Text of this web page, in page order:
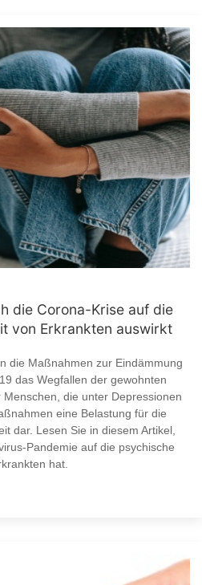
die Corona-Krise auf die
von Erkrankten auswirkt
die Maßnahmen zur Eindämmung
das Wegfallen der gewohnten
die unter Depressionen
eine Belastung für die
dar. Lesen Sie in diesem Artikel,
Pandemie auf die psychische
hat.